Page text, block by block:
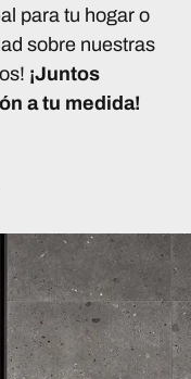
para tu hogar o
sobre nuestras
¡Juntos
a tu medida!